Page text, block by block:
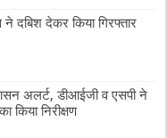
ने दबिश देकर किया गिरफ्तार
अलर्ट, डीआईजी व एसपी ने
किया निरीक्षण